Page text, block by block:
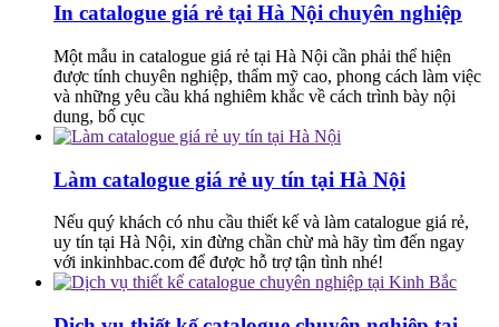
In catalogue giá rẻ tại Hà Nội chuyên nghiệp
Một mẫu in catalogue giá rẻ tại Hà Nội cần phải thể hiện
được tính chuyên nghiệp, thẩm mỹ cao, phong cách làm việc
và những yêu cầu khá nghiêm khắc về cách trình bày nội
dung, bố cục
Làm catalogue giá rẻ uy tín tại Hà Nội
Nếu quý khách có nhu cầu thiết kế và làm catalogue giá rẻ,
uy tín tại Hà Nội, xin đừng chần chừ mà hãy tìm đến ngay
với inkinhbac.com để được hỗ trợ tận tình nhé!